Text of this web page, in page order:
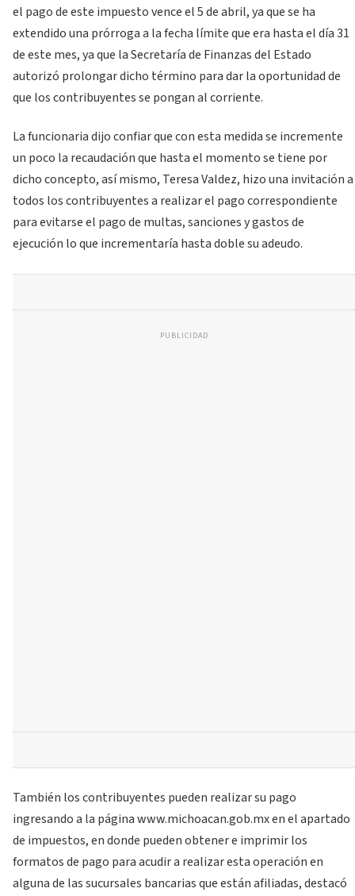
el pago de este impuesto vence el 5 de abril, ya que se ha
extendido una prórroga a la fecha límite que era hasta el día 31
de este mes, ya que la Secretaría de Finanzas del Estado
autorizó prolongar dicho término para dar la oportunidad de
que los contribuyentes se pongan al corriente.
La funcionaria dijo confiar que con esta medida se incremente
un poco la recaudación que hasta el momento se tiene por
dicho concepto, así mismo, Teresa Valdez, hizo una invitación a
todos los contribuyentes a realizar el pago correspondiente
para evitarse el pago de multas, sanciones y gastos de
ejecución lo que incrementaría hasta doble su adeudo.
PUBLICIDAD
También los contribuyentes pueden realizar su pago
ingresando a la página www.michoacan.gob.mx en el apartado
de impuestos, en donde pueden obtener e imprimir los
formatos de pago para acudir a realizar esta operación en
alguna de las sucursales bancarias que están afiliadas, destacó